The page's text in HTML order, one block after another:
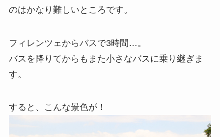
のはかなり難しいところです。
フィレンツェからバスで3時間…。
バスを降りてからもまた小さなバスに乗り継ぎま
す。
すると、こんな景色が！